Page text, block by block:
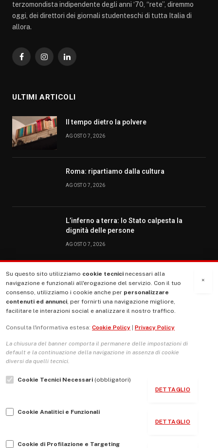
terzomondista indipendente degli anni ‘70, “rete”, diremmo
oggi, dei direttori dei giornali studenteschi di tutta Italia di
allora.
FacebookInstagramLinkedIn
ULTIMI ARTICOLI
Il tempo dietro la polvere
AGOSTO 7, 2026
Roma: ripartiamo dalla cultura
AGOSTO 7, 2026
L’inferno a terra: lo Stato calpesta la
dignità delle persone
AGOSTO 7, 2026
MENU
La Nostra Storia
Le Copertine
L’Associazione
Indirizzo Socio Politico Culturale
Guida per le autrici e gli autori
×
Su questo sito utilizziamo cookie tecnici necessari alla
navigazione e funzionali all'erogazione del servizio. Con il tuo
consenso, utilizziamo i cookie anche per personalizzare
contenuti ed annunci, per fornirti una navigazione migliore,
facilitare le interazioni social e analizzare il nostro traffico.
Consulta l'informativa estesa: Cookie Policy Privacy Policy
La chiusura del banner comporta il permanere delle impostazioni di
default e la continuazione della navigazione in assenza di cookie
diversi da quelli tecnici.
Cookie Tecnici Necessari (obbligatori)
DETTAGLIO
Cookie Analitici e Funzionali
DETTAGLIO
Cookie di Profilazione e Targeting